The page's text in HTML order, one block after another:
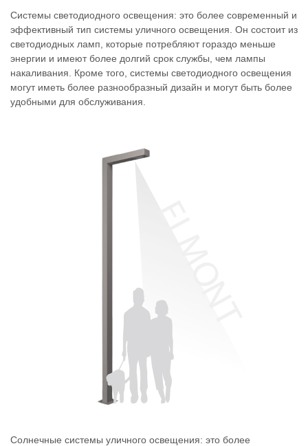
Системы светодиодного освещения: это более современный и
эффективный тип системы уличного освещения. Он состоит из
светодиодных ламп, которые потребляют гораздо меньше
энергии и имеют более долгий срок службы, чем лампы
накаливания. Кроме того, системы светодиодного освещения
могут иметь более разнообразный дизайн и могут быть более
удобными для обслуживания.
Солнечные системы уличного освещения: это более